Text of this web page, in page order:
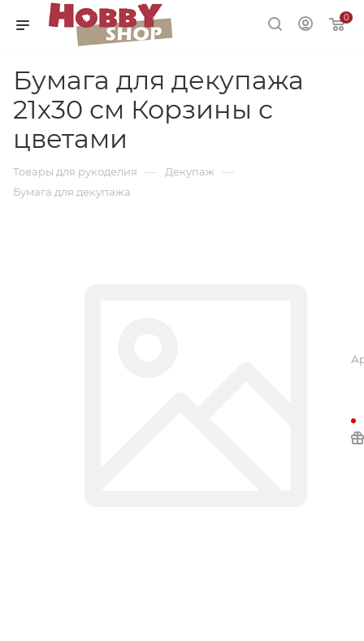
0
Бумага для декупажа
21х30 см Корзины с
цветами
Товары для рукоделия — Декупаж —
Бумага для декупажа